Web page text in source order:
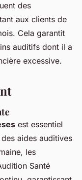
des
aux clients de
Cela garantit
auditifs dont il a
excessive.
est essentiel
aides auditives
les
Santé